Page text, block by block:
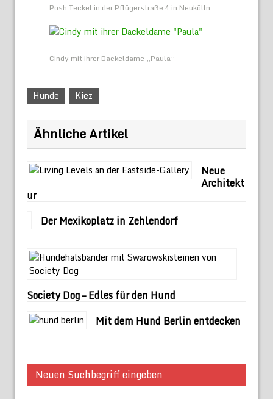
Posh Teckel in der Pflügerstraße 4 in Neukölln
Cindy mit ihrer Dackeldame „Paula“
Hunde Kiez
Ähnliche Artikel
Neue
Architekt
ur
Der Mexikoplatz in Zehlendorf
Society Dog – Edles für den Hund
Mit dem Hund Berlin entdecken
Neuen Suchbegriff eingeben